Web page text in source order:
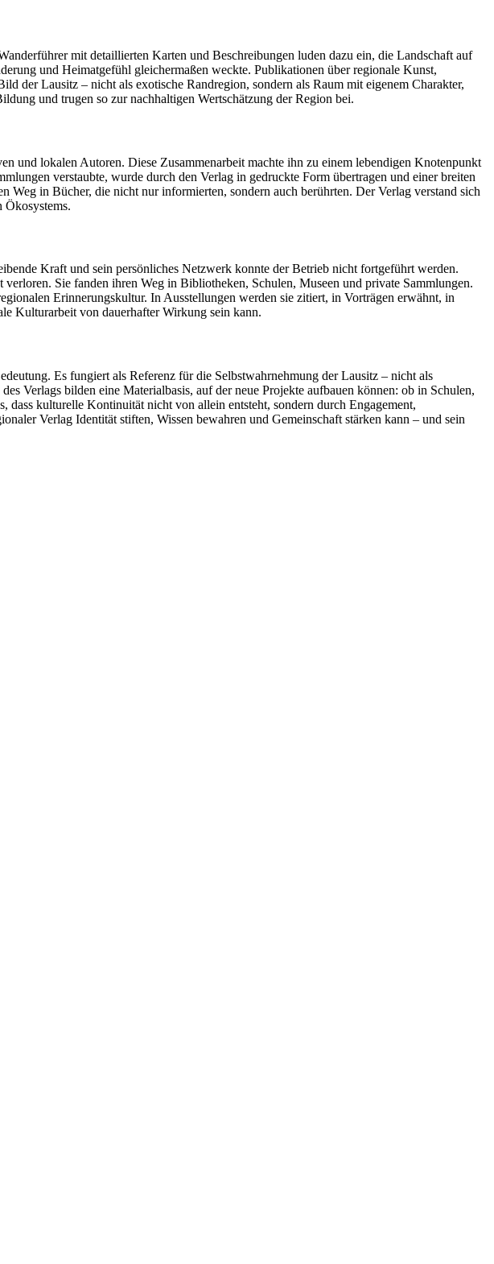
mit detaillierten Karten und Beschreibungen luden dazu ein, die Landschaft auf
und Heimatgefühl gleichermaßen weckte. Publikationen über regionale Kunst,
Lausitz – nicht als exotische Randregion, sondern als Raum mit eigenem Charakter,
und trugen so zur nachhaltigen Wertschätzung der Region bei.
und lokalen Autoren. Diese Zusammenarbeit machte ihn zu einem lebendigen Knotenpunkt
verstaubte, wurde durch den Verlag in gedruckte Form übertragen und einer breiten
in Bücher, die nicht nur informierten, sondern auch berührten. Der Verlag verstand sich
Ökosystems.
Kraft und sein persönliches Netzwerk konnte der Betrieb nicht fortgeführt werden.
Sie fanden ihren Weg in Bibliotheken, Schulen, Museen und private Sammlungen.
Erinnerungskultur. In Ausstellungen werden sie zitiert, in Vorträgen erwähnt, in
Kulturarbeit von dauerhafter Wirkung sein kann.
Es fungiert als Referenz für die Selbstwahrnehmung der Lausitz – nicht als
Verlags bilden eine Materialbasis, auf der neue Projekte aufbauen können: ob in Schulen,
kulturelle Kontinuität nicht von allein entsteht, sondern durch Engagement,
Verlag Identität stiften, Wissen bewahren und Gemeinschaft stärken kann – und sein